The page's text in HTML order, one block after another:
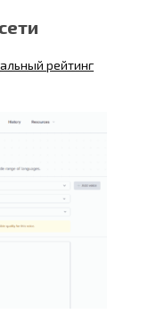
рейтинг